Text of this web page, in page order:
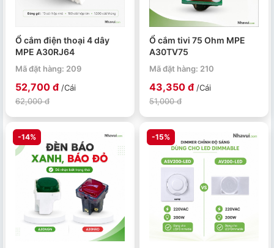
Ổ cắm điện thoại 4 dây
MPE A30RJ64
Mã đặt hàng: 209
52,700 đ /Cái
62,000 đ
Ổ cắm tivi 75 Ohm MPE
A30TV75
Mã đặt hàng: 210
43,350 đ /Cái
51,000 đ
-14% -15%